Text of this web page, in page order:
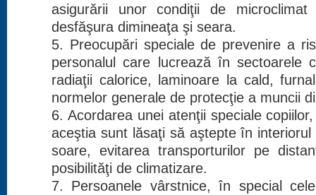
asigurării unor condiţii de
desfăşura dimineaţa şi seara.
5. Preocupări speciale de prevenire a
personalul care lucrează în sectoarele
radiaţii calorice, laminoare la cald,
normelor generale de protecţie a muncii
6. Acordarea unei atenţii speciale
aceştia sunt lăsaţi să aştepte în
soare, evitarea transporturilor pe
posibilităţi de climatizare.
7. Persoanele vârstnice, în special